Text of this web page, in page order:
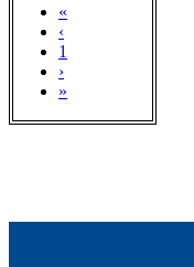
«
‹
1
›
»